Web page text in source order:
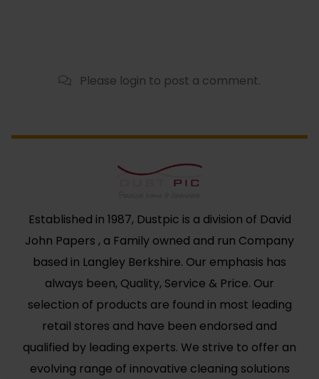
Please login to post a comment.
Established in 1987, Dustpic is a division of David
John Papers , a Family owned and run Company
based in Langley Berkshire. Our emphasis has
always been, Quality, Service & Price. Our
selection of products are found in most leading
retail stores and have been endorsed and
qualified by leading experts. We strive to offer an
evolving range of innovative cleaning solutions